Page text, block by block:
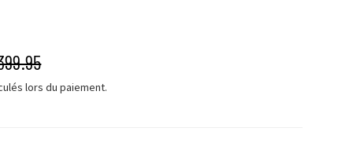
HABITUEL
lors du paiement.